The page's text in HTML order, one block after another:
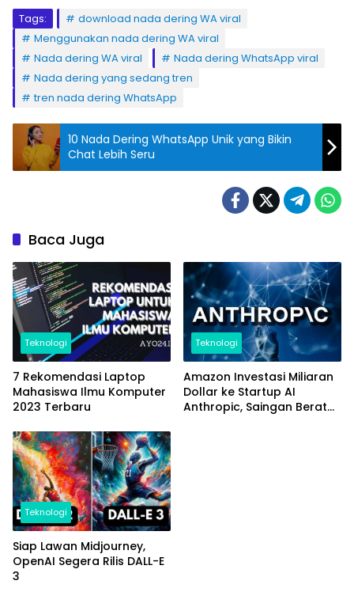
Tags:
download nada dering WA viral
Menggunakan nada dering WA viral
Nada dering WA viral
Nada dering WhatsApp viral
Nada dering yang sedang tren
tren nada dering WhatsApp
10 Nada Dering WhatsApp Unik yang Bikin
Chat Lebih Seru
Baca Juga
Teknologi
7 Rekomendasi Laptop
Mahasiswa Ilmu Komputer
2023 Terbaru
Teknologi
Amazon Investasi Miliaran
Dollar ke Startup AI
Anthropic, Saingan Berat
Teknologi
Siap Lawan Midjourney,
OpenAI Segera Rilis DALL-E
3